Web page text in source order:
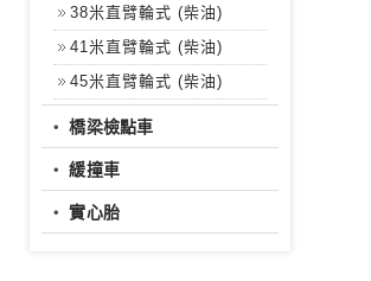
38米直臂輪式 (柴油)
41米直臂輪式 (柴油)
45米直臂輪式 (柴油)
‧橋梁檢點車
‧緩撞車
‧實心胎